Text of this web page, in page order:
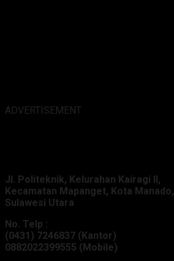
ADVERTISEMENT
Jl. Politeknik, Kelurahan Kairagi II,
Kecamatan Mapanget, Kota Manado,
Sulawesi Utara
No. Telp :
(0431) 7246837 (Kantor)
0882022399555 (Mobile)